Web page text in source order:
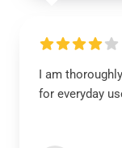
I am
for everyday